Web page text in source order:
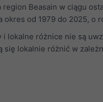
Beasain w ciągu
od 1979 do 2025,
lokalne różnice nie są
lokalnie różnić w